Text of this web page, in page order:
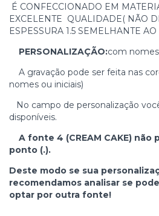
É CONFECCIONADO EM
EXCELENTE QUALIDADE( NÃO
ESPESSURA 1.5 SEMELHANTE AO
PERSONALIZAÇÃO:com
A gravação pode ser feita nas
nomes ou iniciais)
No campo de personalização
disponíveis.
A fonte 4 (CREAM CAKE) não
ponto (.).
Deste modo se sua
recomendamos analisar se
optar por outra fonte!